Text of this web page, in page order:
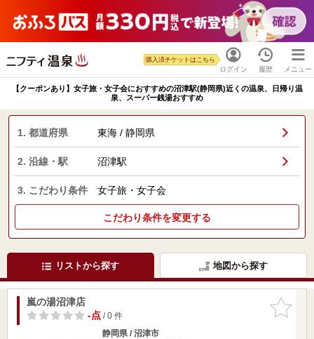
ログイン
購入済チケットはこちら
履歴 メニュー
【クーポンあり】女子旅・女子会におすすめの沼津駅(静岡県)近くの温泉、日帰り温
泉、スーパー銭湯おすすめ
1. 都道府県 東海 / 静岡県
2. 沿線・駅 沼津駅
3. こだわり条件 女子旅・女子会
こだわり条件を変更する
リストから探す 地図から探す
お気に入
りに追加
嵐の湯沼津店
-点/ 0 件
静岡県 / 沼津市